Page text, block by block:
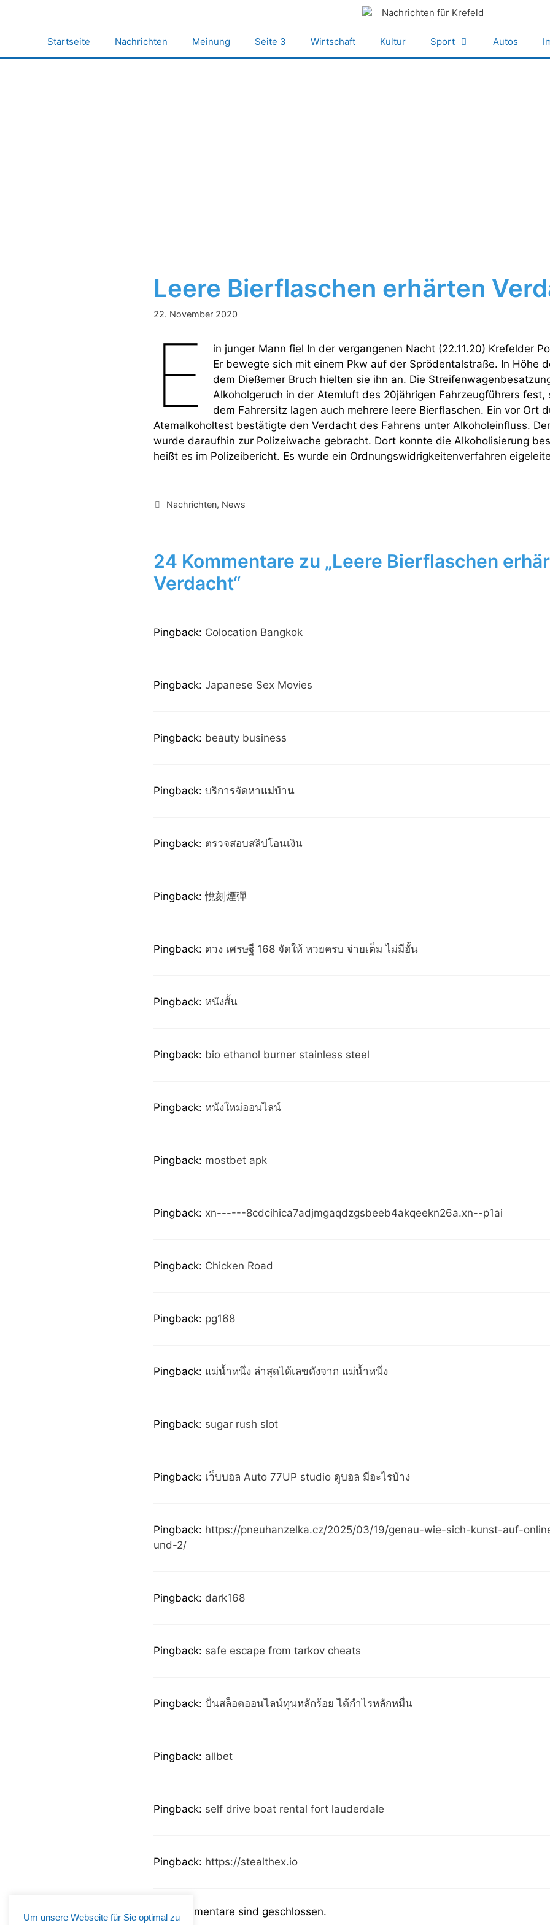
Startseite Nachrichten Meinung Seite 3 Wirtschaft Kultur Sport Autos
Leere Bierflaschen erhärten
22. November 2020
E
in junger Mann fiel In der vergangenen Nacht (22.11.20) Krefelder
Er bewegte sich mit einem Pkw auf der Sprödentalstraße. In Höhe
dem Dießemer Bruch hielten sie ihn an. Die
Alkoholgeruch in der Atemluft des 20jährigen Fahrzeugführers fest,
dem Fahrersitz lagen auch mehrere leere Bierflaschen. Ein vor Ort
Atemalkoholtest bestätigte den Verdacht des Fahrens unter Alkoholeinfluss.
wurde daraufhin zur Polizeiwache gebracht. Dort konnte die Alkoholisierung
heißt es im Polizeibericht. Es wurde ein Ordnungswidrigkeitenverfahren
Kategorien
Nachrichten, News
24 Kommentare zu „Leere Bierflaschen
Verdacht“
Pingback: Colocation Bangkok
Pingback: Japanese Sex Movies
Pingback: beauty business
Pingback: บริการจัดหาแม่บ้าน
Pingback: ตรวจสอบสลิปโอนเงิน
Pingback:悅刻煙彈
Pingback: ดวง เศรษฐี 168 จัดให้ หวยครบ จ่ายเต็ม ไม่มีอั้น
Pingback: หนังสั้น
Pingback: bio ethanol burner stainless steel
Pingback: หนังใหม่ออนไลน์
Pingback: mostbet apk
Pingback: xn------8cdcihica7adjmgaqdzgsbeeb4akqeekn26a.xn--p1ai
Pingback: Chicken Road
Pingback: pg168
Pingback: แม่น้ำหนึ่ง ล่าสุดได้เลขดังจาก แม่น้ำหนึ่ง
Pingback: sugar rush slot
Pingback: เว็บบอล Auto 77UP studio ดูบอล มีอะไรบ้าง
Pingback: https://pneuhanzelka.cz/2025/03/19/genau-wie-sich-kunst-auf-
und-2/
Pingback: dark168
Pingback: safe escape from tarkov cheats
Pingback: ปั่นสล็อตออนไลน์ทุนหลักร้อย ได้กำไรหลักหมื่น
Pingback: allbet
Pingback: self drive boat rental fort lauderdale
Pingback: https://stealthex.io
Die Kommentare sind geschlossen.
Um unsere Webseite für Sie optimal zu